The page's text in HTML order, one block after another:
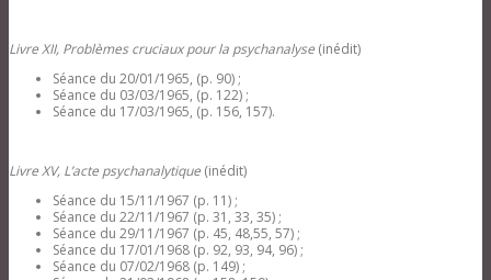
Livre XII, Problèmes cruciaux pour la psychanalyse (inédit)
Séance du 20/01/1965, (p. 90) ;
Séance du 03/03/1965, (p. 122) ;
Séance du 17/03/1965, (p. 156, 157).
Livre XV, L’acte psychanalytique (inédit)
Séance du 15/11/1967 (p. 11) ;
Séance du 22/11/1967 (p. 31, 33, 35) ;
Séance du 29/11/1967 (p. 45, 48,55, 57) ;
Séance du 17/01/1968 (p. 92, 93, 94, 96) ;
Séance du 07/02/1968 (p. 149) ;